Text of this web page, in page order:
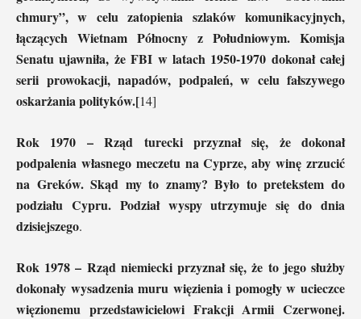
chmury”, w celu zatopienia szlaków komunikacyjnych,
łączących Wietnam Północny z Południowym. Komisja
Senatu ujawniła, że FBI w latach 1950-1970 dokonał całej
serii prowokacji, napadów, podpaleń, w celu fałszywego
oskarżania polityków.[14]
Rok 1970 – Rząd turecki przyznał się, że dokonał
podpalenia własnego meczetu na Cyprze, aby winę zrzucić
na Greków. Skąd my to znamy? Było to pretekstem do
podziału Cypru. Podział wyspy utrzymuje się do dnia
dzisiejszego.
Rok 1978 – Rząd niemiecki przyznał się, że to jego służby
dokonały wysadzenia muru więzienia i pomogły w ucieczce
więzionemu przedstawicielowi Frakcji Armii Czerwonej.